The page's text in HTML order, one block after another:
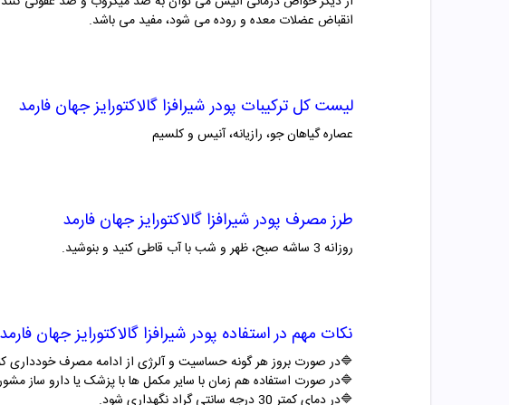
انقباض عضلات معده و روده می شود، مفید می باشد.
لیست کل ترکیبات پودر شیرافزا گالاکتورایز جهان فارمد
عصاره گیاهان جو، رازیانه، آنیس و کلسیم
طرز مصرف پودر شیرافزا گالاکتورایز جهان فارمد
روزانه 3 ساشه صبح، ظهر و شب با آب قاطی کنید و بنوشید.
نکات مهم در استفاده پودر شیرافزا گالاکتورایز جهان فارمد
🔷در صورت بروز هر گونه حساسیت و آلرژی از ادامه مصرف خودداری
🔷در صورت استفاده هم زمان با سایر مکمل ها با پزشک یا دارو ساز
🔷در دمای کمتر 30 درجه سانتی گراد نگهداری شود.